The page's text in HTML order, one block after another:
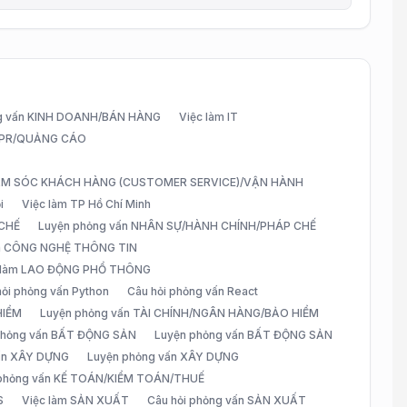
vấn KINH DOANH/BÁN HÀNG
Việc làm IT
QUẢNG CÁO
SÓC KHÁCH HÀNG (CUSTOMER SERVICE)/VẬN HÀNH
Việc làm TP Hồ Chí Minh
Luyện phỏng vấn NHÂN SỰ/HÀNH CHÍNH/PHÁP CHẾ
NGHỆ THÔNG TIN
LAO ĐỘNG PHỔ THÔNG
phỏng vấn Python
Câu hỏi phỏng vấn React
Luyện phỏng vấn TÀI CHÍNH/NGÂN HÀNG/BẢO HIỂM
vấn BẤT ĐỘNG SẢN
Luyện phỏng vấn BẤT ĐỘNG SẢN
XÂY DỰNG
Luyện phỏng vấn XÂY DỰNG
vấn KẾ TOÁN/KIỂM TOÁN/THUẾ
Việc làm SẢN XUẤT Câu hỏi phỏng vấn SẢN XUẤT